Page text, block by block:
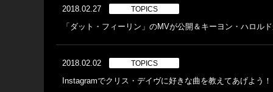
2018.02.27 TOPICS
「ダット・フィーリン」のMVが公開＆キーヨン・ハロル
2018.02.02 TOPICS
Instagramでクリス・デイヴに好きな曲を教えてあげよう！